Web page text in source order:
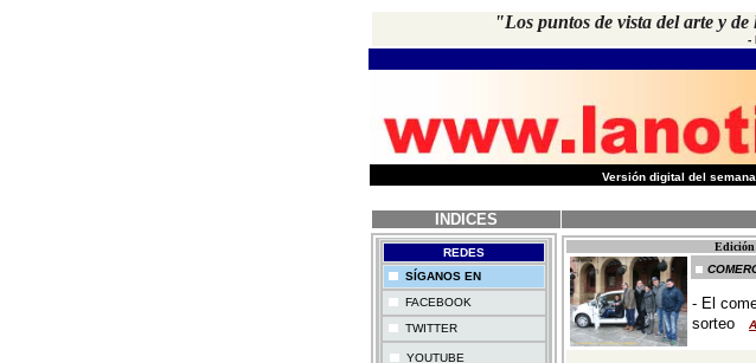
"Los puntos de vista del arte y
-
Versión digital del
INDICES